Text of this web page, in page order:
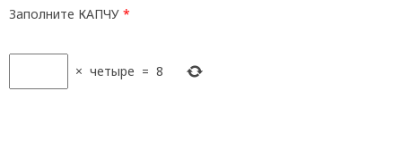
Заполните КАПЧУ *
× четыре = 8